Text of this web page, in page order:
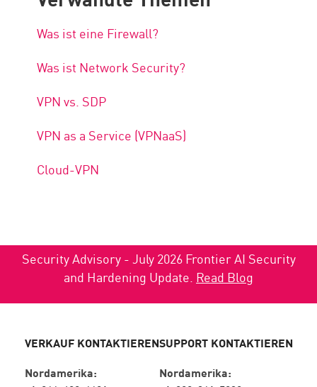
Was ist eine Firewall?
Was ist Network Security?
VPN vs. SDP
VPN as a Service (VPNaaS)
Cloud-VPN
Security Advisory - July 2026 Frontier AI Security
and Hardening Update. Read Blog
VERKAUF KONTAKTIEREN
Nordamerika:
SUPPORT KONTAKTIEREN
Nordamerika: